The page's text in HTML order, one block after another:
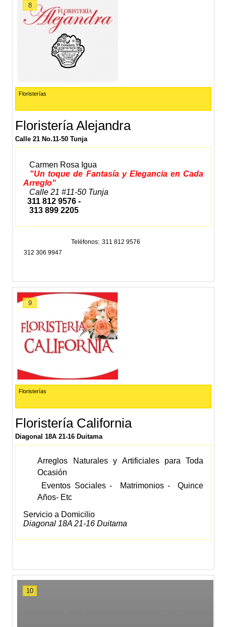
8
Floristerías
Floristería Alejandra
Calle 21 No.11-50 Tunja
Carmen Rosa Igua
"Un toque de Fantasía y Elegancia en Cada
Arreglo"
Calle 21 #11-50 Tunja
311 812 9576 -
313 899 2205
Teléfonos
311 812 9576
312 306 9947
9
Floristerías
Floristería California
Diagonal 18A 21-16 Duitama
Arreglos Naturales y Artificiales para Toda
Ocasión
Eventos Sociales - Matrimonios - Quince
Años- Etc
Servicio a Domicilio
Diagonal 18A 21-16 Duitama
10